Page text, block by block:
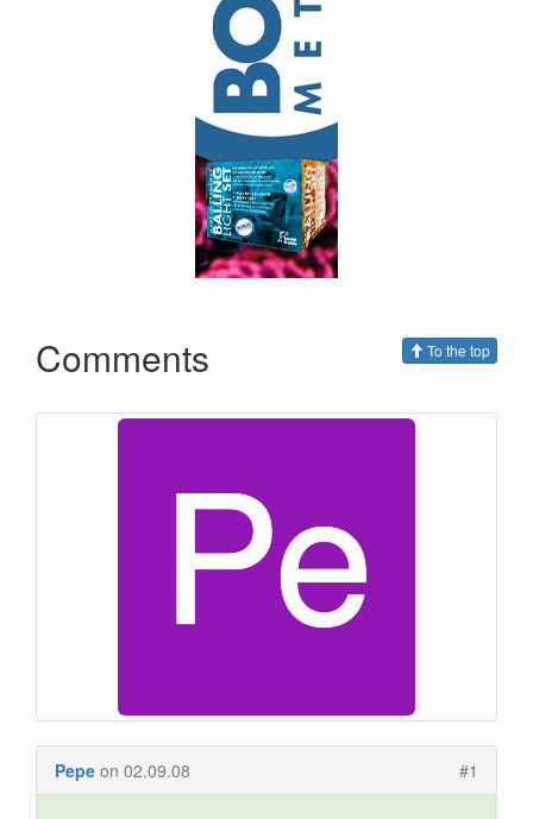
Comments To the top
Pepe on 02.09.08 #1